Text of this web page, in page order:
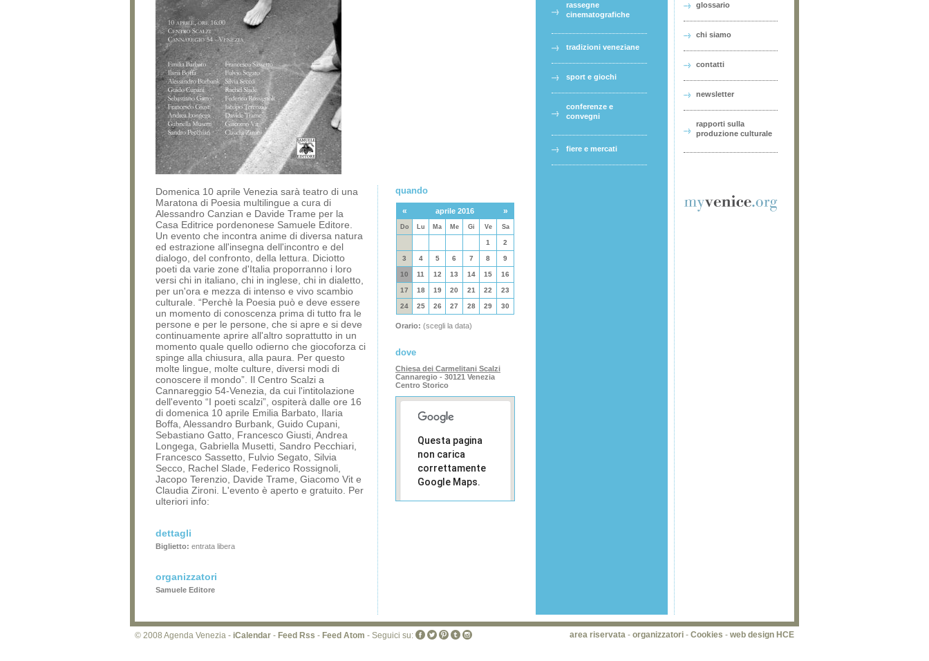
Domenica 10 aprile Venezia sarà teatro di una
Maratona di Poesia multilingue a cura di
Alessandro Canzian e Davide Trame per la
Casa Editrice pordenonese Samuele Editore.
Un evento che incontra anime di diversa natura
ed estrazione all'insegna dell'incontro e del
dialogo, del confronto, della lettura. Diciotto
poeti da varie zone d'Italia proporranno i loro
versi chi in italiano, chi in inglese, chi in dialetto,
per un'ora e mezza di intenso e vivo scambio
culturale. “Perchè la Poesia può e deve essere
un momento di conoscenza prima di tutto fra le
persone e per le persone, che si apre e si deve
continuamente aprire all'altro soprattutto in un
momento quale quello odierno che giocoforza ci
spinge alla chiusura, alla paura. Per questo
molte lingue, molte culture, diversi modi di
conoscere il mondo”. Il Centro Scalzi a
Cannareggio 54-Venezia, da cui l'intitolazione
dell'evento “I poeti scalzi”, ospiterà dalle ore 16
di domenica 10 aprile Emilia Barbato, Ilaria
Boffa, Alessandro Burbank, Guido Cupani,
Sebastiano Gatto, Francesco Giusti, Andrea
Longega, Gabriella Musetti, Sandro Pecchiari,
Francesco Sassetto, Fulvio Segato, Silvia
Secco, Rachel Slade, Federico Rossignoli,
Jacopo Terenzio, Davide Trame, Giacomo Vit e
Claudia Zironi. L'evento è aperto e gratuito. Per
ulteriori info:
dettagli
Biglietto: entrata libera
organizzatori
Samuele Editore
quando
« aprile 2016 »
Do Lu Ma Me Gi Ve Sa
1 2
3 4 5 6 7 8 9
10 11 12 13 14 15 16
17 18 19 20 21 22 23
24 25 26 27 28 29 30
Orario: (scegli la data)
dove
Chiesa dei Carmelitani Scalzi
Cannaregio - 30121 Venezia
Centro Storico
Questa pagina
non carica
correttamente
Google Maps.
rassegne
cinematografiche
tradizioni veneziane
sport e giochi
conferenze e
convegni
fiere e mercati
glossario
chi siamo
contatti
newsletter
rapporti sulla
produzione culturale
area riservata - organizzatori - Cookies - web design HCE
© 2008 Agenda Venezia - iCalendar - Feed Rss - Feed Atom - Seguici su: